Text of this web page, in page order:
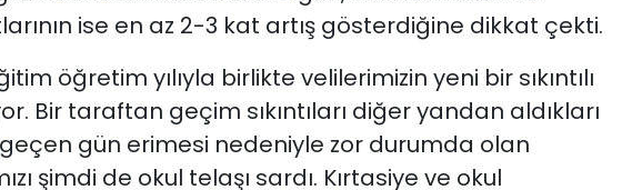
ise en az 2-3 kat artış gösterdiğine dikkat çekti.
öğretim yılıyla birlikte velilerimizin yeni bir sıkıntılı
Bir taraftan geçim sıkıntıları diğer yandan aldıkları
gün erimesi nedeniyle zor durumda olan
şimdi de okul telaşı sardı. Kırtasiye ve okul